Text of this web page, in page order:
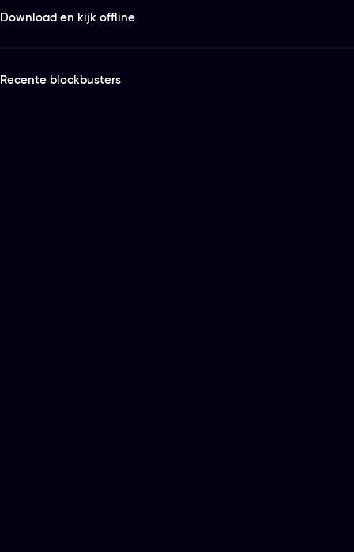
Download en kijk offline
Recente blockbusters